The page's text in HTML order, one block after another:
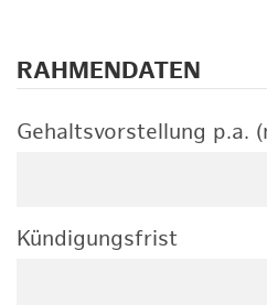
RAHMENDATEN
Gehaltsvorstellung p.a.
Kündigungsfrist